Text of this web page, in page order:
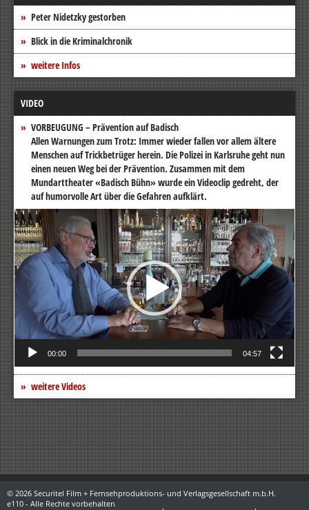
Peter Nidetzky gestorben
Blick in die Kriminalchronik
weitere Infos
VIDEO
VORBEUGUNG – Prävention auf Badisch
Allen Warnungen zum Trotz: Immer wieder fallen vor allem ältere
Menschen auf Trickbetrüger herein. Die Polizei in Karlsruhe geht nun
einen neuen Weg bei der Prävention. Zusammen mit dem
Mundarttheater «Badisch Bühn» wurde ein Videoclip gedreht, der
auf humorvolle Art über die Gefahren aufklärt.
Video-
Player
00:00 04:57
weitere Videos
© 2026 Securitel Film + Fernsehproduktions- und Verlagsgesellschaft m.b.H.
e110 - Alle Rechte vorbehalten